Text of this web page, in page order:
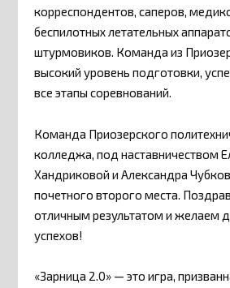
корреспондентов, саперов,
беспилотных летательных
штурмовиков. Команда из
высокий уровень подготовки,
все этапы соревнований.
Команда Приозерского
колледжа, под наставничеством
Хандриковой и Александра
почетного второго места.
отличным результатом и желаем
успехов!
«Зарница 2.0» — это игра,